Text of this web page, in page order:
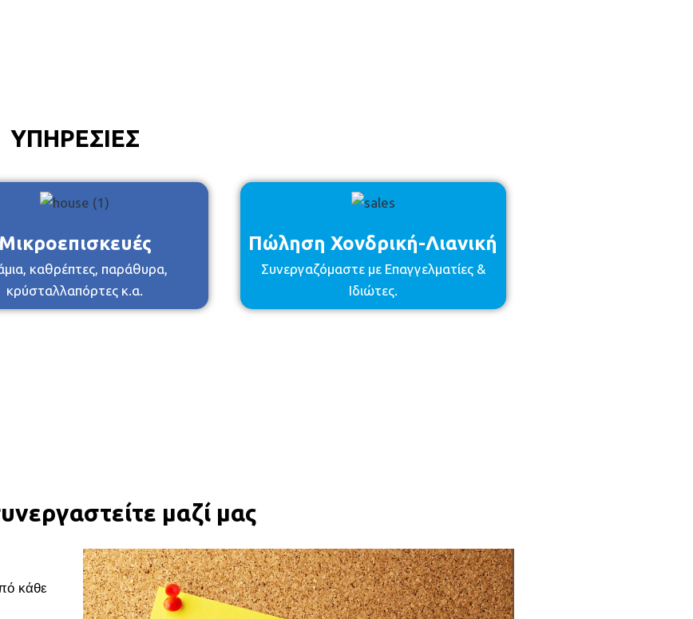
ΥΠΗΡΕΣΙΕΣ
Μικροεπισκευές
καθρέπτες, παράθυρα,
κρύσταλλαπόρτες κ.α.
Πώληση Χονδρική-Λιανική
Συνεργαζόμαστε με Επαγγελματίες &
Ιδιώτες.
μαζί μας
κάθε